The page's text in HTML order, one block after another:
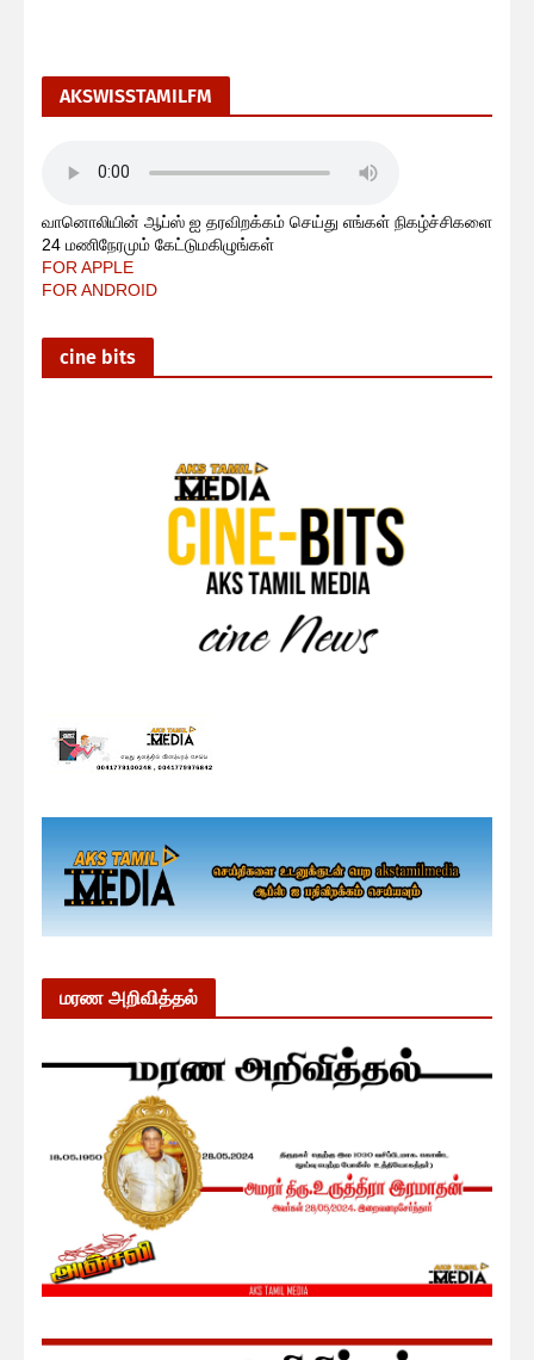
AKSWISSTAMILFM
வானொலியின் ஆப்ஸ் ஐ தரவிறக்கம் செய்து எங்கள் நிகழ்ச்சிகளை
24 மணிநேரமும் கேட்டுமகிழுங்கள்
FOR APPLE
FOR ANDROID
cine bits
மரண அறிவித்தல்